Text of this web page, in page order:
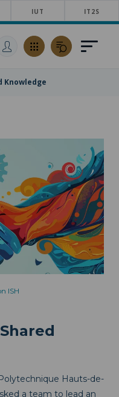
IUT IT2S
Knowledge
ISH
Hauts-de-
a team to lead an